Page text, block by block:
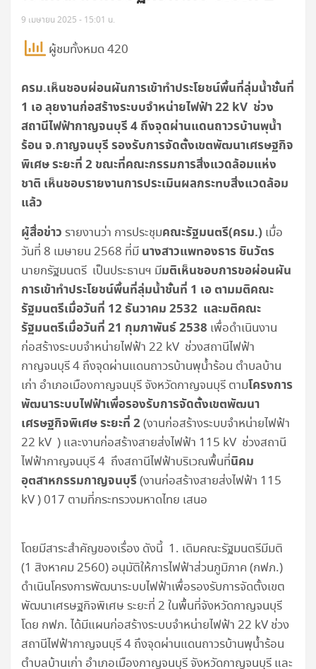
9 เมษายน 2025 - 15:01 น.
ผู้ชมทั้งหมด 420
ครม.เห็นชอบผ่อนผันการเข้าทำประโยชน์พื้นที่ลุ่มน้ำชั้นที่
1 เอ ลุยงานก่อสร้างระบบจำหน่ายไฟฟ้า 22 kV ช่วง
สถานีไฟฟ้ากาญจนบุรี 4 ถึงจุดผ่านแดนถาวรบ้านพุน้ำ
ร้อน จ.กาญจนบุรี รองรับการจัดตั้งเขตพัฒนาเศรษฐกิจ
พิเศษ ระยะที่ 2 ขณะที่คณะกรรมการสิ่งแวดล้อมแห่ง
ชาติ เห็นชอบรายงานการประเมินผลกระทบสิ่งแวดล้อม
แล้ว
ผู้สื่อข่าว รายงานว่า การประชุมคณะรัฐมนตรี(ครม.) เมื่อ
วันที่ 8 เมษายน 2568 ที่มี นางสาวแพทองธาร ชินวัตร
นายกรัฐมนตรี เป็นประธานฯ มีมติเห็นชอบการขอผ่อนผัน
การเข้าทำประโยชน์พื้นที่ลุ่มน้ำชั้นที่ 1 เอ ตามมติคณะ
รัฐมนตรีเมื่อวันที่ 12 ธันวาคม 2532 และมติคณะ
รัฐมนตรีเมื่อวันที่ 21 กุมภาพันธ์ 2538 เพื่อดำเนินงาน
ก่อสร้างระบบจำหน่ายไฟฟ้า 22 kV ช่วงสถานีไฟฟ้า
กาญจนบุรี 4 ถึงจุดผ่านแดนถาวรบ้านพุน้ำร้อน ตำบลบ้าน
เก่า อำเภอเมืองกาญจนบุรี จังหวัดกาญจนบุรี ตามโครงการ
พัฒนาระบบไฟฟ้าเพื่อรองรับการจัดตั้งเขตพัฒนา
เศรษฐกิจพิเศษ ระยะที่2(งานก่อสร้างระบบจำหน่ายไฟฟ้า
22 kV ) และงานก่อสร้างสายส่งไฟฟ้า 115 kV ช่วงสถานี
ไฟฟ้ากาญจนบุรี 4 ถึงสถานีไฟฟ้าบริเวณพื้นที่นิคม
อุตสาหกรรมกาญจนบุรี(งานก่อสร้างสายส่งไฟฟ้า 115
kV ) 017 ตามที่กระทรวงมหาดไทย เสนอ
โดยมีสาระสำคัญของเรื่อง ดังนี้ 1. เดิมคณะรัฐมนตรีมีมติ
(1 สิงหาคม 2560) อนุมัติให้การไฟฟ้าส่วนภูมิภาค (กฟภ.)
ดำเนินโครงการพัฒนาระบบไฟฟ้าเพื่อรองรับการจัดตั้งเขต
พัฒนาเศรษฐกิจพิเศษ ระยะที่ 2 ในพื้นที่จังหวัดกาญจนบุรี
โดย กฟภ. ได้มีแผนก่อสร้างระบบจำหน่ายไฟฟ้า 22 kV ช่วง
สถานีไฟฟ้ากาญจนบุรี 4 ถึงจุดผ่านแดนถาวรบ้านพุน้ำร้อน
ตำบลบ้านเก่า อำเภอเมืองกาญจนบุรี จังหวัดกาญจนบุรี และ